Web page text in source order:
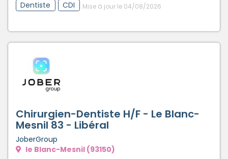
Dentiste CDI Mise à jour le 04/08/2026
Chirurgien-Dentiste H/F - Le Blanc-
Mesnil 83 - Libéral
JoberGroup
le Blanc-Mesnil (93150)